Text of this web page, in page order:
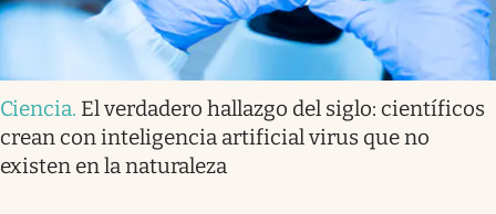
Ciencia. El verdadero hallazgo del siglo: científicos
crean con inteligencia artificial virus que no
existen en la naturaleza